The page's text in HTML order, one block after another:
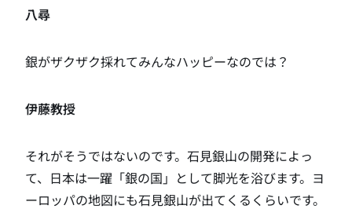
八尋
銀がザクザク採れてみんなハッピーなのでは？
伊藤教授
それがそうではないのです。石見銀山の開発によっ
て、日本は一躍「銀の国」として脚光を浴びます。ヨ
ーロッパの地図にも石見銀山が出てくるくらいです。